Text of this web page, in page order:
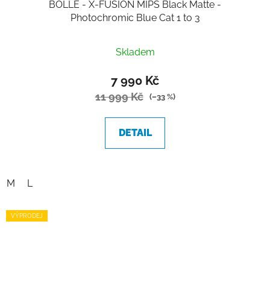
BOLLÉ - X-FUSION MIPS Black Matte -
Photochromic Blue Cat 1 to 3
Skladem
7 990 Kč
11 999 Kč (–33 %)
DETAIL
M L
VÝPRODEJ